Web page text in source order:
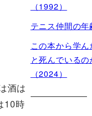
酒は
10時
（1992）
テニス仲間の年
この本から学
と死んでいる
（2024）